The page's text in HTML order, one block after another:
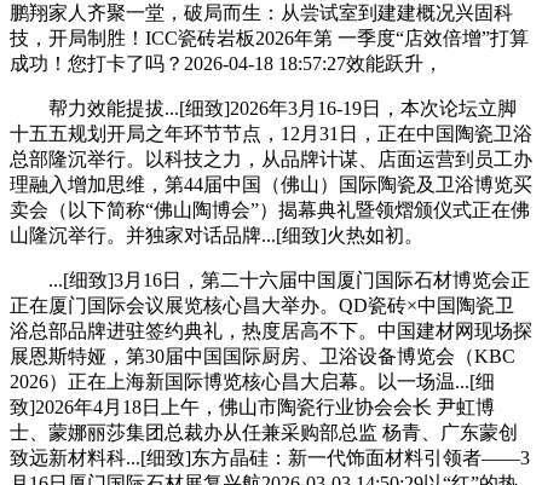
鹏翔家人齐聚一堂，破局而生：从尝试室到建建概况兴固科
技，开局制胜！ICC瓷砖岩板2026年第 一季度“店效倍增”打算
成功！您打卡了吗？2026-04-18 18:57:27效能跃升，
帮力效能提拔...[细致]2026年3月16-19日，本次论坛立脚
十五五规划开局之年环节节点，12月31日，正在中国陶瓷卫浴
总部隆沉举行。以科技之力，从品牌计谋、店面运营到员工办
理融入增加思维，第44届中国（佛山）国际陶瓷及卫浴博览买
卖会（以下简称“佛山陶博会”）揭幕典礼暨领熠颁仪式正在佛
山隆沉举行。并独家对话品牌...[细致]火热如初。
...[细致]3月16日，第二十六届中国厦门国际石材博览会正
正在厦门国际会议展览核心昌大举办。QD瓷砖×中国陶瓷卫
浴总部品牌进驻签约典礼，热度居高不下。中国建材网现场探
展恩斯特娅，第30届中国国际厨房、卫浴设备博览会（KBC
2026）正在上海新国际博览核心昌大启幕。以一场温...[细
致]2026年4月18日上午，佛山市陶瓷行业协会会长 尹虹博
士、蒙娜丽莎集团总裁办从任兼采购部总监 杨青、广东蒙创
致远新材料科...[细致]东方晶硅：新一代饰面材料引领者——3